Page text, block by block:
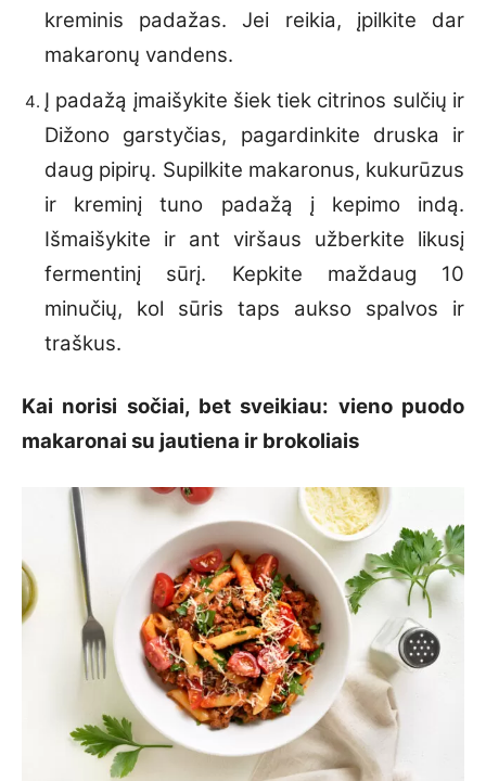
kreminis padažas. Jei reikia, įpilkite dar
makaronų vandens.
Į padažą įmaišykite šiek tiek citrinos sulčių ir
Dižono garstyčias, pagardinkite druska ir
daug pipirų. Supilkite makaronus, kukurūzus
ir kreminį tuno padažą į kepimo indą.
Išmaišykite ir ant viršaus užberkite likusį
fermentinį sūrį. Kepkite maždaug 10
minučių, kol sūris taps aukso spalvos ir
traškus.
Kai norisi sočiai, bet sveikiau: vieno puodo
makaronai su jautiena ir brokoliais